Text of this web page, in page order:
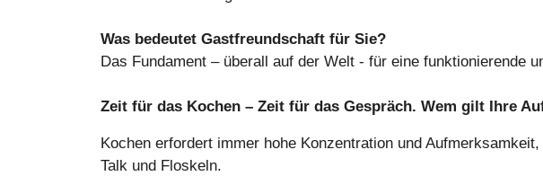
Was bedeutet Gastfreundschaft für Sie?
Das Fundament – überall auf der Welt - für eine funktionierende
Zeit für das Kochen – Zeit für das Gespräch. Wem gilt Ihre
Kochen erfordert immer hohe Konzentration und
Talk und Floskeln.